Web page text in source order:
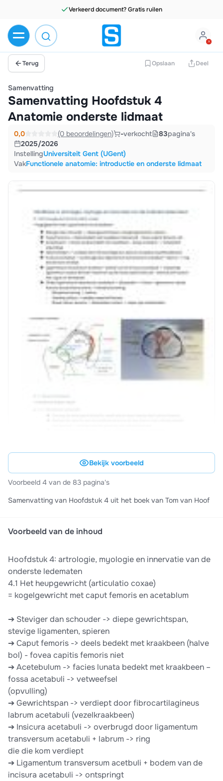
Terug Opslaan Deel
Samenvatting
Samenvatting Hoofdstuk 4
Anatomie onderste lidmaat
0,0 (0 beoordelingen) -verkocht 83pagina's
2025/2026
InstellingUniversiteit Gent (UGent)
VakFunctionele anatomie: introductie en onderste lidmaat
Bekijk voorbeeld
Voorbeeld 4 van de 83 pagina's
Samenvatting van Hoofdstuk 4 uit het boek van Tom van Hoof
Voorbeeld van de inhoud
Hoofdstuk 4: artrologie, myologie en innervatie van de
onderste ledematen
4.1 Het heupgewricht (articulatio coxae)
= kogelgewricht met caput femoris en acetablum
➔ Steviger dan schouder -> diepe gewrichtspan,
stevige ligamenten, spieren
➔ Caput femoris -> deels bedekt met kraakbeen (halve
bol) - fovea capitis femoris niet
➔ Acetebulum -> facies lunata bedekt met kraakbeen –
fossa acetabuli -> vetweefsel
(opvulling)
➔ Gewrichtspan -> verdiept door fibrocartilagineus
labrum acetabuli (vezelkraakbeen)
➔ Insicura acetabuli -> overbrugd door ligamentum
transversum acetabuli + labrum -> ring
die die kom verdiept
➔ Ligamentum transversum acetbuli + bodem van de
incisura acetabuli -> ontspringt